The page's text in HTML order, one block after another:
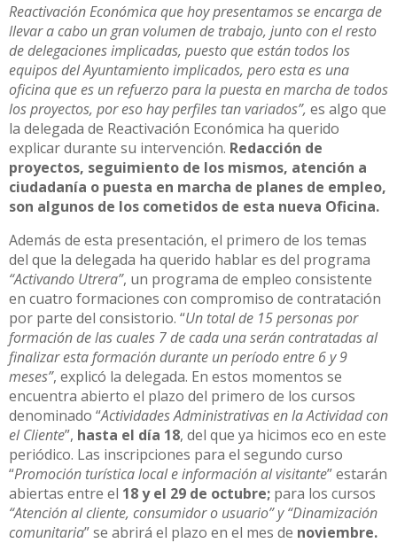
Reactivación Económica que hoy presentamos se encarga de
llevar a cabo un gran volumen de trabajo, junto con el resto
de delegaciones implicadas, puesto que están todos los
equipos del Ayuntamiento implicados, pero esta es una
oficina que es un refuerzo para la puesta en marcha de todos
los proyectos, por eso hay perfiles tan variados”, es algo que
la delegada de Reactivación Económica ha querido
explicar durante su intervención. Redacción de
proyectos, seguimiento de los mismos, atención a
ciudadanía o puesta en marcha de planes de empleo,
son algunos de los cometidos de esta nueva Oficina.
Además de esta presentación, el primero de los temas
del que la delegada ha querido hablar es del programa
“Activando Utrera”, un programa de empleo consistente
en cuatro formaciones con compromiso de contratación
por parte del consistorio. “Un total de 15 personas por
formación de las cuales 7 de cada una serán contratadas al
finalizar esta formación durante un período entre 6 y 9
meses”, explicó la delegada. En estos momentos se
encuentra abierto el plazo del primero de los cursos
denominado “Actividades Administrativas en la Actividad con
el Cliente”, hasta el día 18, del que ya hicimos eco en este
periódico. Las inscripciones para el segundo curso
“Promoción turística local e información al visitante” estarán
abiertas entre el 18 y el 29 de octubre; para los cursos
“Atención al cliente, consumidor o usuario” y “Dinamización
comunitaria” se abrirá el plazo en el mes de noviembre.